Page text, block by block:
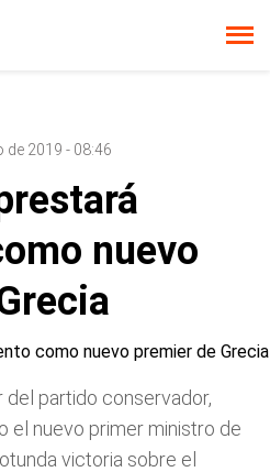
de 2019 - 08:46
nuevo
del partido conservador,
el nuevo primer ministro de
victoria sobre el